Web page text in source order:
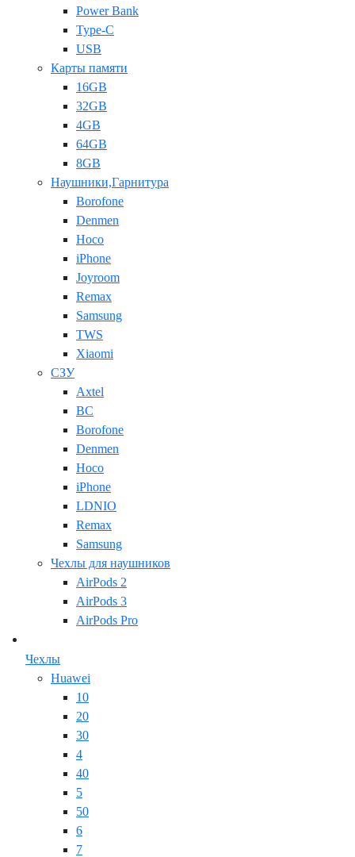
Power Bank
Type-C
USB
Карты памяти
16GB
32GB
4GB
64GB
8GB
Наушники,Гарнитура
Borofone
Denmen
Hoco
iPhone
Joyroom
Remax
Samsung
TWS
Xiaomi
СЗУ
Axtel
BC
Borofone
Denmen
Hoco
iPhone
LDNIO
Remax
Samsung
Чехлы для наушников
AirPods 2
AirPods 3
AirPods Pro
Чехлы
Huawei
10
20
30
4
40
5
50
6
7